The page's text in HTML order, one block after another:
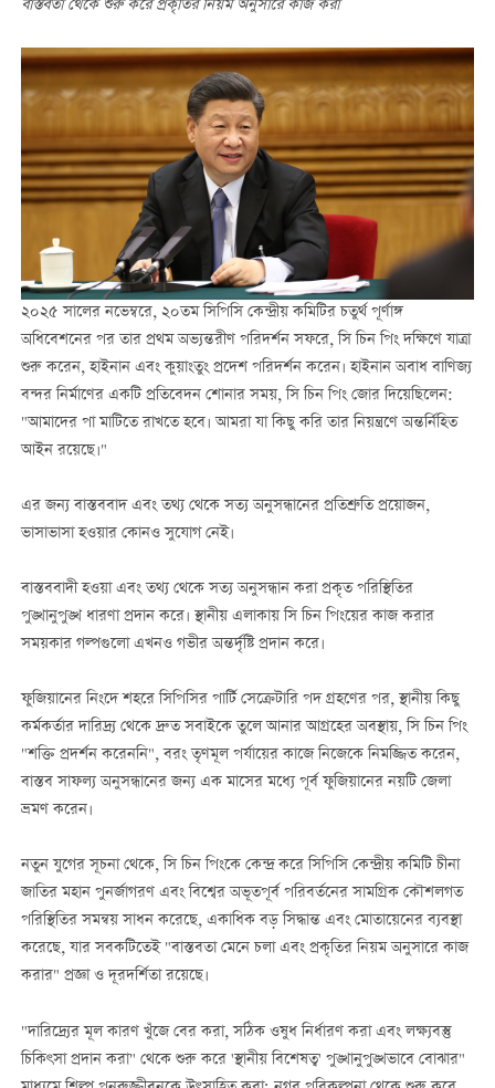
বাস্তবতা থেকে শুরু করে প্রকৃতির নিয়ম অনুসারে কাজ করা
২০২৫ সালের নভেম্বরে, ২০তম সিপিসি কেন্দ্রীয় কমিটির চতুর্থ পূর্ণাঙ্গ
অধিবেশনের পর তার প্রথম অভ্যন্তরীণ পরিদর্শন সফরে, সি চিন পিং দক্ষিণে যাত্রা
শুরু করেন, হাইনান এবং কুয়াংতুং প্রদেশ পরিদর্শন করেন। হাইনান অবাধ বাণিজ্য
বন্দর নির্মাণের একটি প্রতিবেদন শোনার সময়, সি চিন পিং জোর দিয়েছিলেন:
"আমাদের পা মাটিতে রাখতে হবে। আমরা যা কিছু করি তার নিয়ন্ত্রণে অন্তর্নিহিত
আইন রয়েছে।"
এর জন্য বাস্তববাদ এবং তথ্য থেকে সত্য অনুসন্ধানের প্রতিশ্রুতি প্রয়োজন,
ভাসাভাসা হওয়ার কোনও সুযোগ নেই।
বাস্তববাদী হওয়া এবং তথ্য থেকে সত্য অনুসন্ধান করা প্রকৃত পরিস্থিতির
পুঙ্খানুপুঙ্খ ধারণা প্রদান করে। স্থানীয় এলাকায় সি চিন পিংয়ের কাজ করার
সময়কার গল্পগুলো এখনও গভীর অন্তর্দৃষ্টি প্রদান করে।
ফুজিয়ানের নিংদে শহরে সিপিসির পার্টি সেক্রেটারি পদ গ্রহণের পর, স্থানীয় কিছু
কর্মকর্তার দারিদ্র্য থেকে দ্রুত সবাইকে তুলে আনার আগ্রহের অবস্থায়, সি চিন পিং
"শক্তি প্রদর্শন করেননি", বরং তৃণমূল পর্যায়ের কাজে নিজেকে নিমজ্জিত করেন,
বাস্তব সাফল্য অনুসন্ধানের জন্য এক মাসের মধ্যে পূর্ব ফুজিয়ানের নয়টি জেলা
ভ্রমণ করেন।
নতুন যুগের সূচনা থেকে, সি চিন পিংকে কেন্দ্র করে সিপিসি কেন্দ্রীয় কমিটি চীনা
জাতির মহান পুনর্জাগরণ এবং বিশ্বের অভূতপূর্ব পরিবর্তনের সামগ্রিক কৌশলগত
পরিস্থিতির সমন্বয় সাধন করেছে, একাধিক বড় সিদ্ধান্ত এবং মোতায়েনের ব্যবস্থা
করেছে, যার সবকটিতেই "বাস্তবতা মেনে চলা এবং প্রকৃতির নিয়ম অনুসারে কাজ
করার" প্রজ্ঞা ও দূরদর্শিতা রয়েছে।
"দারিদ্র্যের মূল কারণ খুঁজে বের করা, সঠিক ওষুধ নির্ধারণ করা এবং লক্ষ্যবস্তু
চিকিৎসা প্রদান করা" থেকে শুরু করে 'স্থানীয় বিশেষত্ব' পুঙ্খানুপুঙ্খভাবে বোঝার"